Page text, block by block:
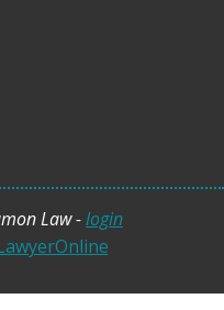
Law -login